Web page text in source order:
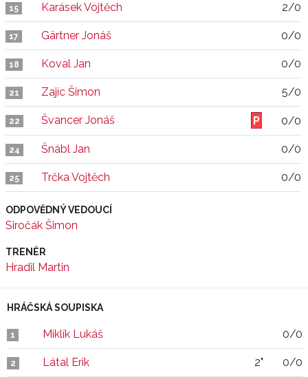
15 Karásek Vojtěch 2/0
17 Gärtner Jonáš 0/0
18 Koval Jan 0/0
21 Zajíc Šimon 5/0
22 Švancer Jonáš 0/0
24 Šnábl Jan 0/0
25 Trčka Vojtěch 0/0
ODPOVĚDNÝ VEDOUCÍ
Siročák Šimon
TRENÉR
Hradil Martin
HRÁČSKÁ SOUPISKA
1 Miklík Lukáš 0/0
2 Látal Erik 2" 0/0